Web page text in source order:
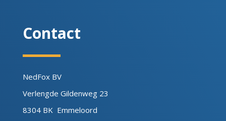
Contact
NedFox BV
Verlengde Gildenweg 23
8304 BK Emmeloord